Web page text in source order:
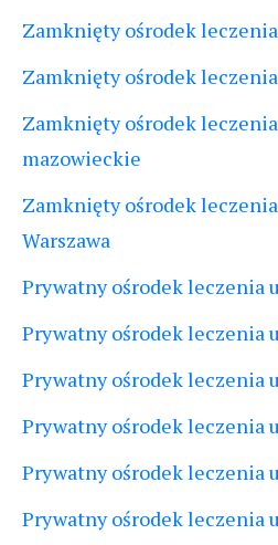
Zamknięty ośrodek
Zamknięty ośrodek
Zamknięty ośrodek
mazowieckie
Zamknięty ośrodek
Warszawa
Prywatny ośrodek leczenia
Prywatny ośrodek leczenia
Prywatny ośrodek leczenia
Prywatny ośrodek leczenia
Prywatny ośrodek leczenia
Prywatny ośrodek leczenia